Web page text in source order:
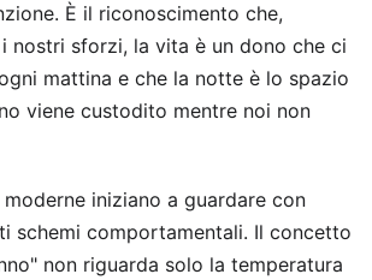
È il riconoscimento che,
nostri sforzi, la vita è un dono che ci
mattina e che la notte è lo spazio
viene custodito mentre noi non
iniziano a guardare con
schemi comportamentali. Il concetto
non riguarda solo la temperatura